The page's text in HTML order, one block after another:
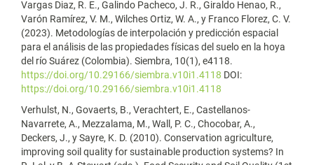
Vargas Diaz, R. E., Galindo Pacheco, J. R., Giraldo Henao, R.,
Varón Ramírez, V. M., Wilches Ortiz, W. A., y Franco Florez, C. V.
(2023). Metodologías de interpolación y predicción espacial
para el análisis de las propiedades físicas del suelo en la hoya
del río Suárez (Colombia). Siembra, 10(1), e4118.
https://doi.org/10.29166/siembra.v10i1.4118 DOI:
https://doi.org/10.29166/siembra.v10i1.4118
Verhulst, N., Govaerts, B., Verachtert, E., Castellanos-
Navarrete, A., Mezzalama, M., Wall, P. C., Chocobar, A.,
Deckers, J., y Sayre, K. D. (2010). Conservation agriculture,
improving soil quality for sustainable production systems? In